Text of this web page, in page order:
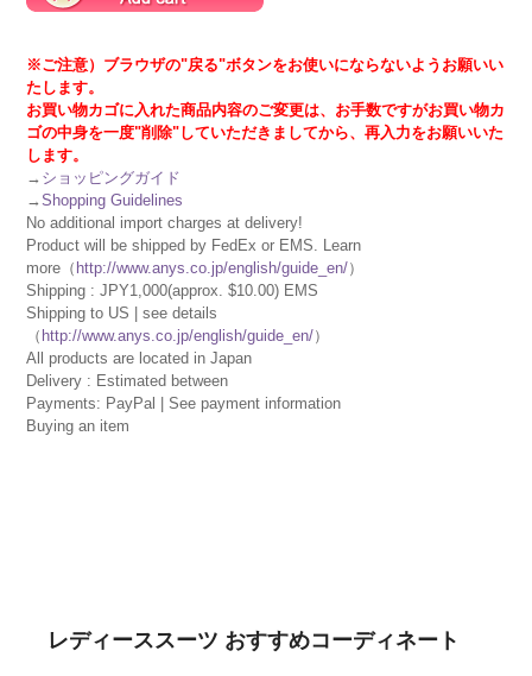
※ご注意）ブラウザの"戻る"ボタンをお使いにならないようお願いい
たします。
お買い物カゴに入れた商品内容のご変更は、お手数ですがお買い物カ
ゴの中身を一度"削除"していただきましてから、再入力をお願いいた
します。
→ ショッピングガイド
→Shopping Guidelines
No additional import charges at delivery!
Product will be shipped by FedEx or EMS. Learn
more（ http://www.anys.co.jp/english/guide_en/）
Shipping : JPY1,000(approx. $10.00) EMS
Shipping to US | see details
（ http://www.anys.co.jp/english/guide_en/）
All products are located in Japan
Delivery : Estimated between
Payments: PayPal | See payment information
Buying an item
レディーススーツ おすすめコーディネート